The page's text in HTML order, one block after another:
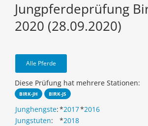
Jungpferdeprüfung
2020 (28.09.2020)
Alle Pferde
Diese Prüfung hat mehrere Stationen:
BIRK-JH BIRK-JS
Junghengste:*2017*2016
Jungstuten: *2018